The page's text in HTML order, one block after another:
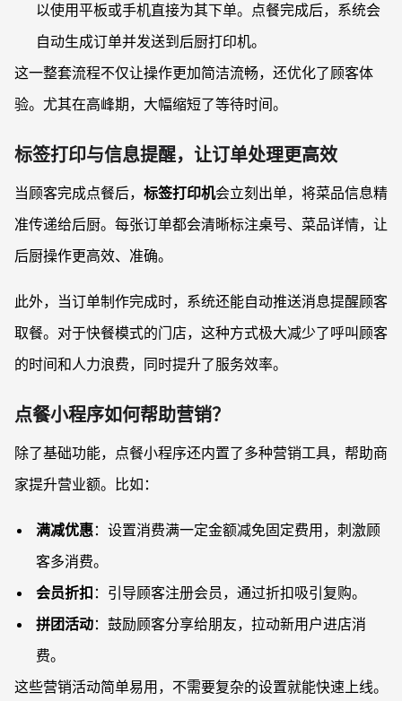
以使用平板或手机直接为其下单。点餐完成后，系统会
自动生成订单并发送到后厨打印机。
这一整套流程不仅让操作更加简洁流畅，还优化了顾客体
验。尤其在高峰期，大幅缩短了等待时间。
标签打印与信息提醒，让订单处理更高效
当顾客完成点餐后， 标签打印机会立刻出单，将菜品信息精
准传递给后厨。每张订单都会清晰标注桌号、菜品详情，让
后厨操作更高效、准确。
此外，当订单制作完成时，系统还能自动推送消息提醒顾客
取餐。对于快餐模式的门店，这种方式极大减少了呼叫顾客
的时间和人力浪费，同时提升了服务效率。
点餐小程序如何帮助营销？
除了基础功能，点餐小程序还内置了多种营销工具，帮助商
家提升营业额。比如：
满减优惠：设置消费满一定金额减免固定费用，刺激顾
客多消费。
会员折扣 ：引导顾客注册会员，通过折扣吸引复购。
拼团活动：鼓励顾客分享给朋友，拉动新用户进店消
费。
这些营销活动简单易用，不需要复杂的设置就能快速上线。